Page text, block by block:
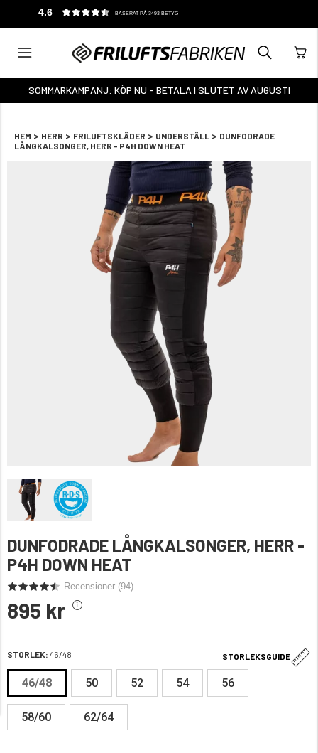
4.6 BASERAT PÅ 3493 BETYG
SOMMARKAMPANJ: KÖP NU - BETALA I SLUTET AV AUGUSTI
HEM > HERR > FRILUFTSKLÄDER > UNDERSTÄLL > DUNFODRADE
LÅNGKALSONGER, HERR - P4H DOWN HEAT
DUNFODRADE LÅNGKALSONGER, HERR -
P4H DOWN HEAT
Recensioner (94)
895 kr
STORLEK: 46/48 STORLEKSGUIDE
46/48 50 52 54 56
58/60 62/64